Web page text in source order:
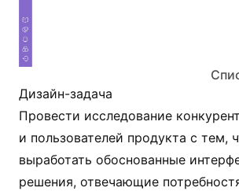
Дизайн-задача
Провести исследование
и пользователей продукта с тем,
выработать обоснованные
решения, отвечающие